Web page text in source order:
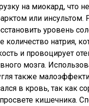
на миокард, что
или инсультом.
уровень
количество натрия,
и провоцирует
мозга.
также
в кровь, так как
кишечника.